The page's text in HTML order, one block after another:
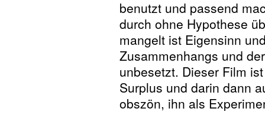
benutzt und passend
durch ohne Hypothese
mangelt ist Eigensinn
Zusammenhangs und
unbesetzt. Dieser Film
Surplus und darin dann
obszön, ihn als